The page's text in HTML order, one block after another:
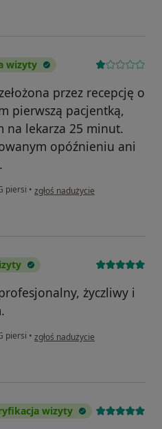
wizyty
przez recepcję o
pierwszą pacjentką,
na lekarza 25 minut.
opóźnieniu ani
piersi • w opinii użytkownika Angelika
zgłoś nadużycie
życzliwy i
piersi • w opinii użytkownika Olena
zgłoś nadużycie
wizyty